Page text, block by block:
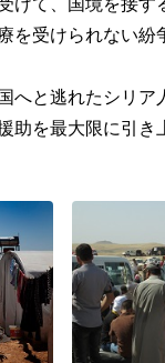
を受けられない紛
へと逃れたシリ
助を最大限に引